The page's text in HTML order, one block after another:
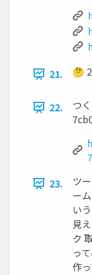
21.
🤔
22.
つ
23.
ツ
ー
い
見
ク
っ
作